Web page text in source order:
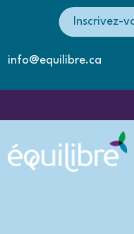
info@equilibre.ca
Inscrivez-